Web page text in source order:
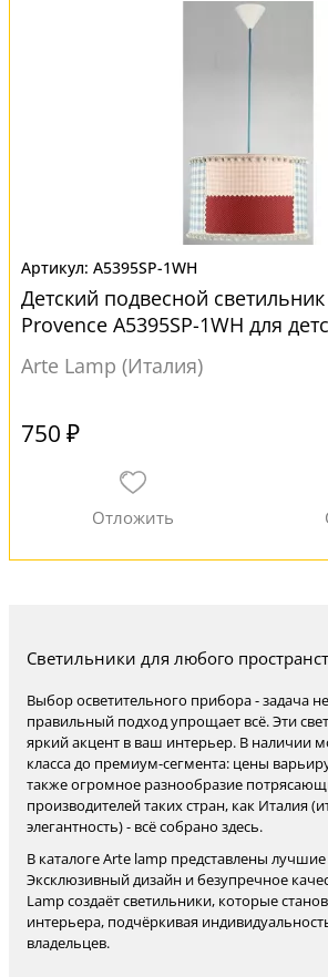
A5395SP-1WH
Детский подвесной
Provence A5395SP-1WH для
Arte Lamp (Италия)
750 ₽
Светильники для любого
Выбор осветительного прибора - задача
правильный подход упрощает всё. Эти
яркий акцент в ваш интерьер. В наличии
класса до премиум-сегмента: цены
также огромное разнообразие
производителей таких стран, как Италия
элегантность) - всё собрано здесь.
В каталоге Arte lamp представлены
Эксклюзивный дизайн и безупречное
Lamp создаёт светильники, которые
интерьера, подчёркивая
владельцев.